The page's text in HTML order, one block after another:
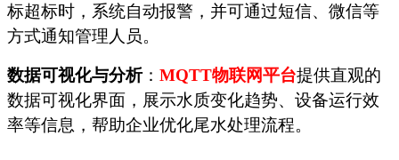
标超标时，系统自动报警，并可通过短信、微信等
方式通知管理人员。
数据可视化与分析： MQTT物联网平台提供直观的
数据可视化界面，展示水质变化趋势、设备运行效
率等信息，帮助企业优化尾水处理流程。